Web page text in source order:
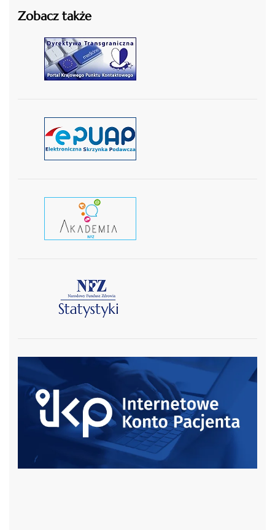
Zobacz także
czytaj więcej
czytaj więcej
czytaj więcej
czytaj więcej